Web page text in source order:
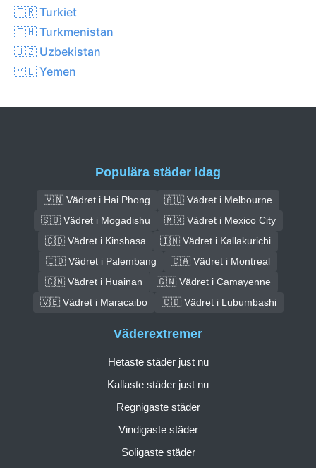
🇹🇷 Turkiet
🇹🇲 Turkmenistan
🇺🇿 Uzbekistan
🇾🇪 Yemen
Populära städer idag
🇻🇳 Vädret i Hai Phong
🇦🇺 Vädret i Melbourne
🇸🇴 Vädret i Mogadishu
🇲🇽 Vädret i Mexico City
🇨🇩 Vädret i Kinshasa
🇮🇳 Vädret i Kallakurichi
🇮🇩 Vädret i Palembang
🇨🇦 Vädret i Montreal
🇨🇳 Vädret i Huainan
🇬🇳 Vädret i Camayenne
🇻🇪 Vädret i Maracaibo
🇨🇩 Vädret i Lubumbashi
Väderextremer
Hetaste städer just nu
Kallaste städer just nu
Regnigaste städer
Vindigaste städer
Soligaste städer